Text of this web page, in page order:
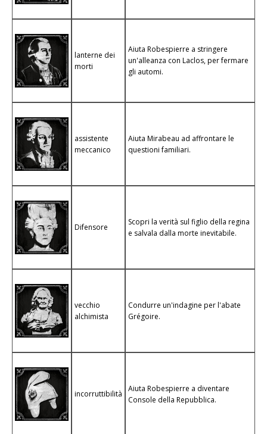
lanterne dei
morti
Aiuta Robespierre a stringere
un'alleanza con Laclos, per fermare
gli automi.
assistente
meccanico
Aiuta Mirabeau ad affrontare le
questioni familiari.
Difensore
Scopri la verità sul figlio della regina
e salvala dalla morte inevitabile.
vecchio
alchimista
Condurre un'indagine per l'abate
Grégoire.
incorruttibilità
Aiuta Robespierre a diventare
Console della Repubblica.